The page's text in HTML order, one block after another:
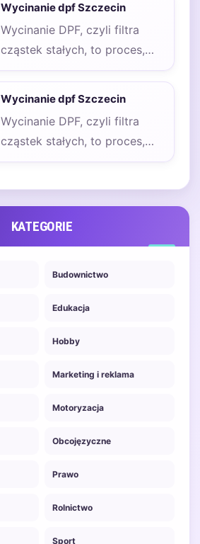
Wycinanie dpf Szczecin
Wycinanie DPF, czyli filtra
cząstek stałych, to proces,
który zyskuje na popularności
samochodów…
Wycinanie dpf Szczecin
Wycinanie DPF, czyli filtra
cząstek stałych, to proces,
który zyskuje na popularności
KATEGORIE
Budownictwo
Edukacja
Hobby
Marketing i reklama
Motoryzacja
Obcojęzyczne
Prawo
Rolnictwo
Sport